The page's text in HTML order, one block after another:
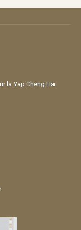
la Yap Cheng Hai